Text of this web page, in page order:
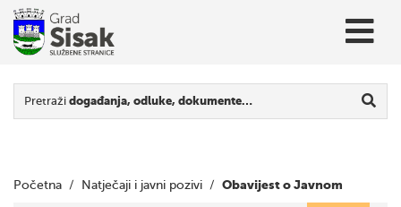
Pretraži događanja, odluke, dokumente…
Početna / Natječaji i javni pozivi / Obavijest o Javnom